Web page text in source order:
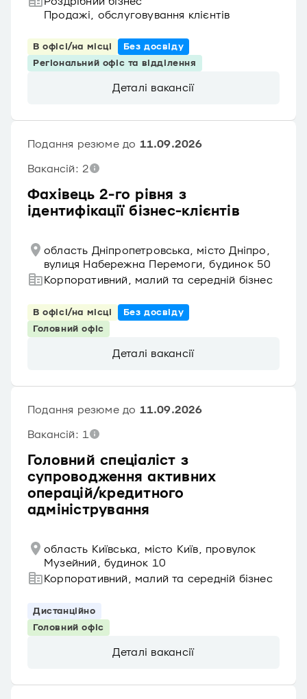
Продажі, обслуговування клієнтів
В офісі/на місці
Без досвіду
Регіональний офіс та відділення
Деталі вакансії
Фахівець 2-го рівня з
ідентифікації бізнес-клієнтів
Подання резюме до 11.09.2026
Вакансій: 2
область Дніпропетровська, місто Дніпро,
вулиця Набережна Перемоги, будинок 50
Корпоративний, малий та середній бізнес
В офісі/на місці
Без досвіду
Головний офіс
Деталі вакансії
Головний спеціаліст з
супроводження активних
операцій/кредитного
адміністрування
Подання резюме до 11.09.2026
Вакансій: 1
область Київська, місто Київ, провулок
Музейний, будинок 10
Корпоративний, малий та середній бізнес
Дистанційно
Головний офіс
Деталі вакансії